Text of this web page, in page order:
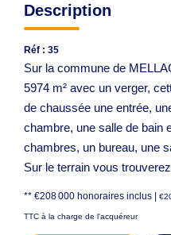
Description
Réf : 35
Sur la commune de
5974 m² avec un verger,
de chaussée une entrée,
chambre, une salle de bain
chambres, un bureau, une
Sur le terrain vous
** €208 000 honoraires inclus |
TTC à la charge de l'acquéreur